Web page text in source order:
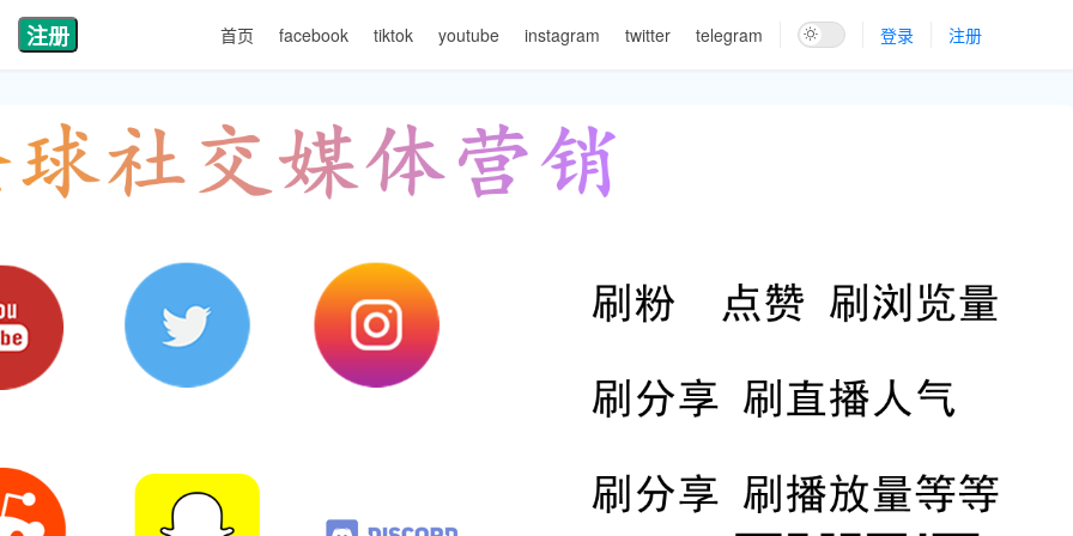
注册 首页 facebook tiktok youtube instagram twitter telegram 登录 注册